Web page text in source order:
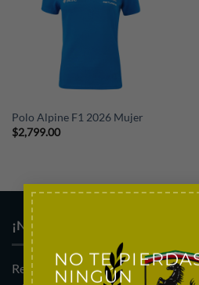
NO TE
NINGÚN
Polo Alpine F1 2026 Mujer
$2,799.00
¡NO PIERDAS NINGÚN
Regístrate al newsletter para